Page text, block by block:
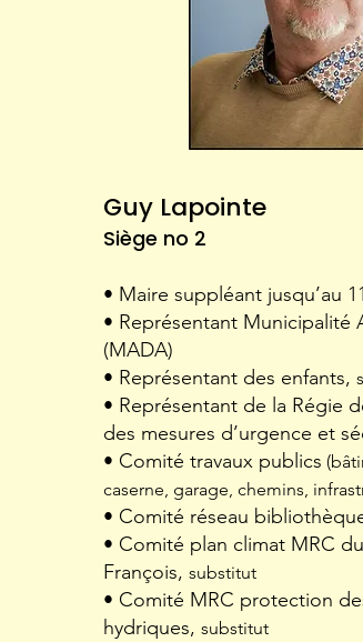
Guy Lapointe​
Siège no 2
• Maire suppléant jusqu’au
• Représentant Municipalité
(MADA)
• Représentant des enfants,
• Représentant de la Régie
des mesures d’urgence et
• Comité travaux publics
caserne, garage, chemins,
• Comité réseau
• Comité plan climat MRC
François, substitut
• Comité MRC protection
hydriques, substitut